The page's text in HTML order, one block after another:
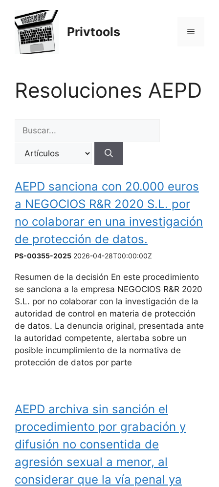
contenido
Privtools Menú
Resoluciones AEPD
Buscar:
AEPD sanciona con 20.000 euros
a NEGOCIOS R&R 2020 S.L. por
no colaborar en una investigación
de protección de datos.
PS-00355-2025 2026-04-28T00:00:00Z
Resumen de la decisión En este procedimiento
se sanciona a la empresa NEGOCIOS R&R 2020
S.L. por no colaborar con la investigación de la
autoridad de control en materia de protección
de datos. La denuncia original, presentada ante
la autoridad competente, alertaba sobre un
posible incumplimiento de la normativa de
protección de datos por parte
AEPD archiva sin sanción el
procedimiento por grabación y
difusión no consentida de
agresión sexual a menor, al
considerar que la vía penal ya